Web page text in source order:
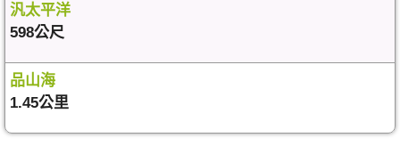
汎太平洋
598公尺
品山海
1.45公里